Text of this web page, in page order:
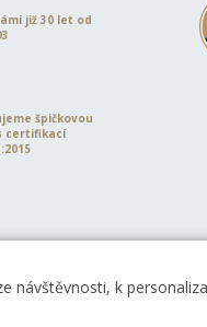
již 30 let od
špičkovou
certifikací
návštěvnosti, k